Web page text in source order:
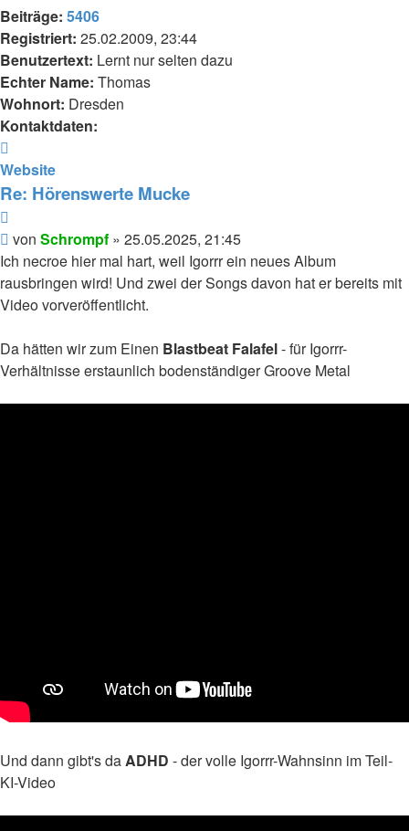
Beiträge: 5406
Registriert: 25.02.2009, 23:44
Benutzertext: Lernt nur selten dazu
Echter Name: Thomas
Wohnort: Dresden
Kontaktdaten:
von
Schrompf
Website
Re: Hörenswerte Mucke
Beitrag
von Schrompf » 25.05.2025, 21:45
Ich necroe hier mal hart, weil Igorrr ein neues Album
rausbringen wird! Und zwei der Songs davon hat er bereits mit
Video vorveröffentlicht.
Da hätten wir zum Einen Blastbeat Falafel- für Igorrr-
Verhältnisse erstaunlich bodenständiger Groove Metal
Und dann gibt's daADHD - der volle Igorrr-Wahnsinn im Teil-
KI-Video